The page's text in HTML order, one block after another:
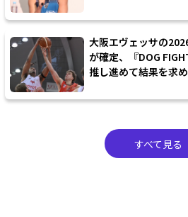
大阪エヴェッサの
が確定、『DOG
推し進めて結果を求
すべて見る